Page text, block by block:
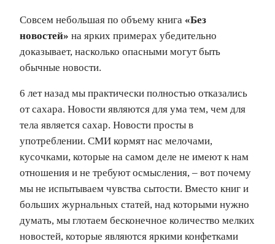
Совсем небольшая по объему книга «Без
новостей» на ярких примерах убедительно
доказывает, насколько опасными могут быть
обычные новости.
6 лет назад мы практически полностью отказались
от сахара. Новости являются для ума тем, чем для
тела является сахар. Новости просты в
употреблении. СМИ кормят нас мелочами,
кусочками, которые на самом деле не имеют к нам
отношения и не требуют осмысления, – вот почему
мы не испытываем чувства сытости. Вместо книг и
больших журнальных статей, над которыми нужно
думать, мы глотаем бесконечное количество мелких
новостей, которые являются яркими конфетками